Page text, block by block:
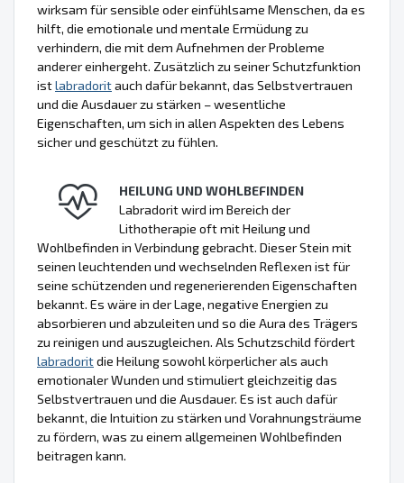
wirksam für sensible oder einfühlsame Menschen, da es
hilft, die emotionale und mentale Ermüdung zu
verhindern, die mit dem Aufnehmen der Probleme
anderer einhergeht. Zusätzlich zu seiner Schutzfunktion
istlabradoritauch dafür bekannt, das Selbstvertrauen
und die Ausdauer zu stärken – wesentliche
Eigenschaften, um sich in allen Aspekten des Lebens
sicher und geschützt zu fühlen.
HEILUNG UND WOHLBEFINDEN
Labradorit wird im Bereich der
Lithotherapie oft mit Heilung und
Wohlbefinden in Verbindung gebracht. Dieser Stein mit
seinen leuchtenden und wechselnden Reflexen ist für
seine schützenden und regenerierenden Eigenschaften
bekannt. Es wäre in der Lage, negative Energien zu
absorbieren und abzuleiten und so die Aura des Trägers
zu reinigen und auszugleichen. Als Schutzschild fördert
labradoritdie Heilung sowohl körperlicher als auch
emotionaler Wunden und stimuliert gleichzeitig das
Selbstvertrauen und die Ausdauer. Es ist auch dafür
bekannt, die Intuition zu stärken und Vorahnungsträume
zu fördern, was zu einem allgemeinen Wohlbefinden
beitragen kann.